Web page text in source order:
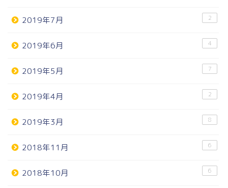
2019年7月 2
2019年6月 4
2019年5月 7
2019年4月 2
2019年3月 8
2018年11月 6
2018年10月 6